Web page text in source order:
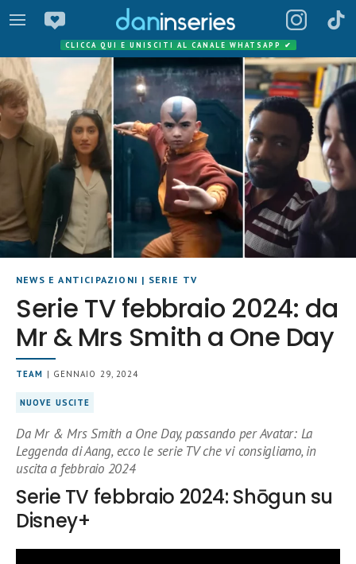
CLICCA QUI E UNISCITI AL CANALE WHATSAPP ✔
NEWS E ANTICIPAZIONI | SERIE TV
Serie TV febbraio 2024: da
Mr & Mrs Smith a One Day
TEAM | GENNAIO 29, 2024
NUOVE USCITE
Da Mr & Mrs Smith a One Day, passando per Avatar: La
Leggenda di Aang, ecco le serie TV che vi consigliamo, in
uscita a febbraio 2024
Serie TV febbraio 2024: Shōgun su
Disney+